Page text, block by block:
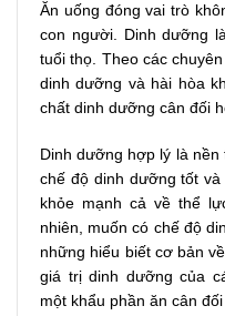
Ăn uống đóng vai trò
con người. Dinh dưỡng
tuổi thọ. Theo các
dinh dưỡng và hài hòa
chất dinh dưỡng cân đối
Dinh dưỡng hợp lý là
chế độ dinh dưỡng tốt
khỏe mạnh cả về thể
nhiên, muốn có chế độ
những hiểu biết cơ bản
giá trị dinh dưỡng của
một khẩu phần ăn cân